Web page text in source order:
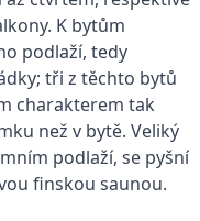
K bytům
podlaží, tedy
tři z těchto bytů
charakterem tak
než v bytě. Veliký
podlaží, se pyšní
finskou saunou.